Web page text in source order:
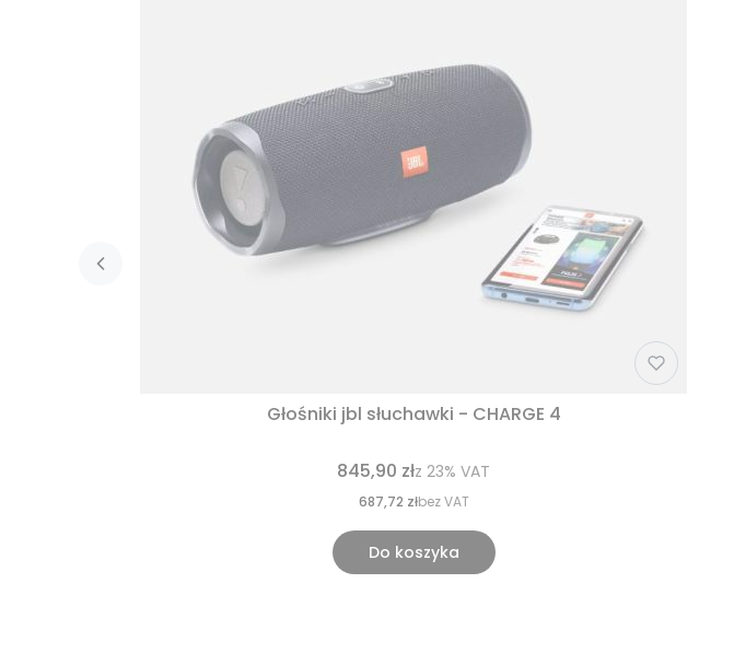
Głośniki jbl słuchawki - CHARGE 4
845,90 złz 23% VAT
687,72 złbez VAT
Do koszyka